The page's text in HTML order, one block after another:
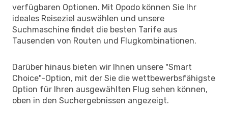
verfügbaren Optionen. Mit Opodo können Sie Ihr
ideales Reiseziel auswählen und unsere
Suchmaschine findet die besten Tarife aus
Tausenden von Routen und Flugkombinationen.
Darüber hinaus bieten wir Ihnen unsere "Smart
Choice"-Option, mit der Sie die wettbewerbsfähigste
Option für Ihren ausgewählten Flug sehen können,
oben in den Suchergebnissen angezeigt.